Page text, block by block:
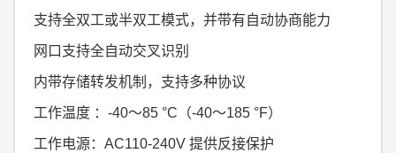
支持全双工或半双工模式，并带有自动协商能力
网口支持全自动交叉识别
内带存储转发机制，支持多种协议
工作温度 ：-40～85 °C（-40～185 °F）
工作电源：AC110-240V 提供反接保护